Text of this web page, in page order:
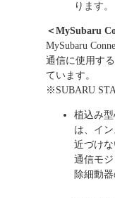
ります。
＜MySubaru
MySubaru
通信に使用す
ています。
※SUBARU
植込み
は、イ
近づけ
通信モ
除細動